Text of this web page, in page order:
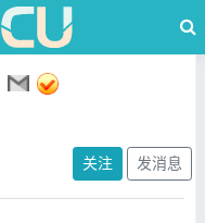
关注 发消息